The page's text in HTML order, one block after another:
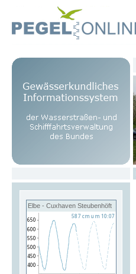
Elbe - Cuxhaven Steubenhöft